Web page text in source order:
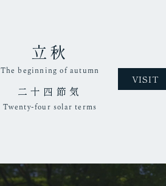
立秋
The beginning of autumn
二十四節気
Twenty-four solar terms
VISIT